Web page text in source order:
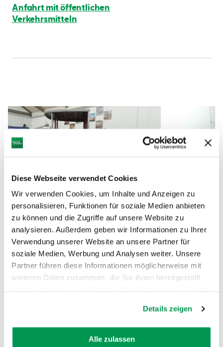
Diese Webseite verwendet Cookies
Wir verwenden Cookies, um Inhalte und Anzeigen zu
personalisieren, Funktionen für soziale Medien anbieten
zu können und die Zugriffe auf unsere Website zu
analysieren. Außerdem geben wir Informationen zu Ihrer
Verwendung unserer Website an unsere Partner für
soziale Medien, Werbung und Analysen weiter. Unsere
Partner führen diese Informationen möglicherweise mit
weiteren Daten zusammen, die Sie ihnen bereitgestellt
Details zeigen
Alle zulassen
Anfahrt mit öffentlichen
Verkehrsmitteln
AUF DER KARTE ANZEIGEN